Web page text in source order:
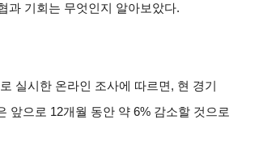
과 기회는 무엇인지 알아보았다.
실시한 온라인 조사에 따르면, 현 경기
앞으로 12개월 동안 약 6% 감소할 것으로